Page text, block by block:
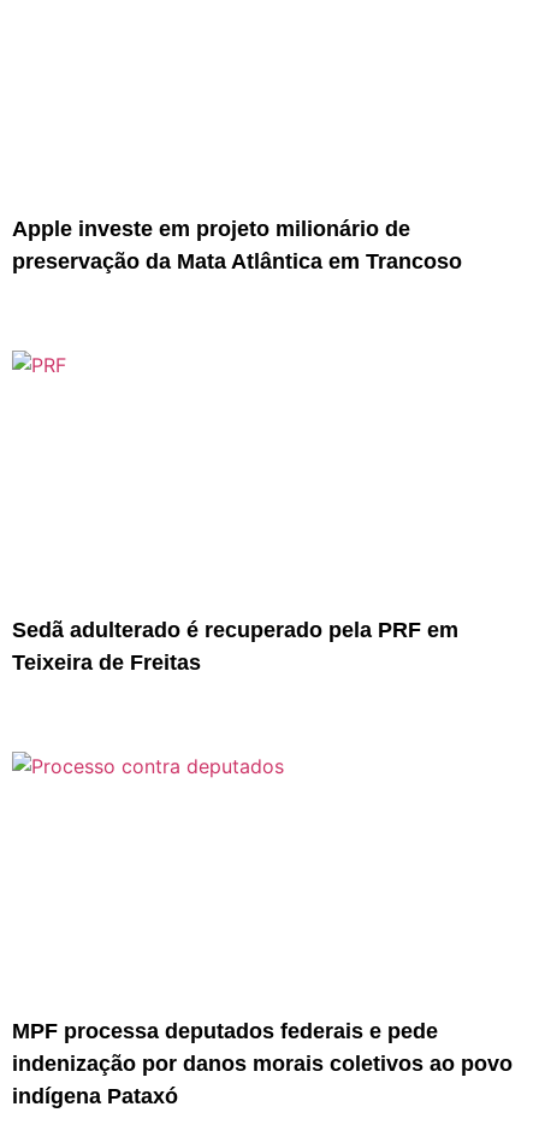
Apple investe em projeto milionário de
preservação da Mata Atlântica em Trancoso
Sedã adulterado é recuperado pela PRF em
Teixeira de Freitas
MPF processa deputados federais e pede
indenização por danos morais coletivos ao povo
indígena Pataxó